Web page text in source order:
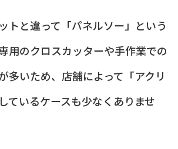
トと違って「パネルソー」という
用のクロスカッターや手作業での
多いため、店舗によって「アクリ
ているケースも少なくありませ